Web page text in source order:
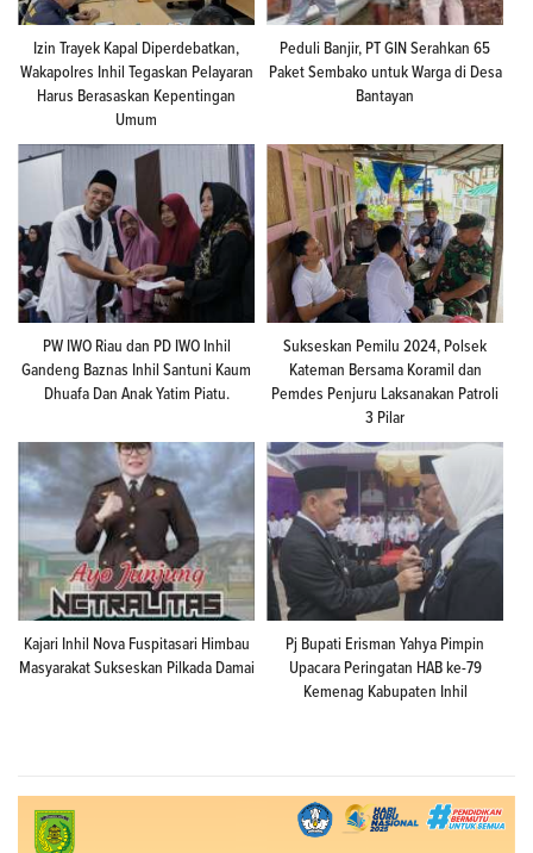
Izin Trayek Kapal Diperdebatkan,
Wakapolres Inhil Tegaskan Pelayaran
Harus Berasaskan Kepentingan
Umum
Peduli Banjir, PT GIN Serahkan 65
Paket Sembako untuk Warga di Desa
Bantayan
PW IWO Riau dan PD IWO Inhil
Gandeng Baznas Inhil Santuni Kaum
Dhuafa Dan Anak Yatim Piatu.
Sukseskan Pemilu 2024, Polsek
Kateman Bersama Koramil dan
Pemdes Penjuru Laksanakan Patroli
3 Pilar
Kajari Inhil Nova Fuspitasari Himbau
Masyarakat Sukseskan Pilkada Damai
Pj Bupati Erisman Yahya Pimpin
Upacara Peringatan HAB ke-79
Kemenag Kabupaten Inhil